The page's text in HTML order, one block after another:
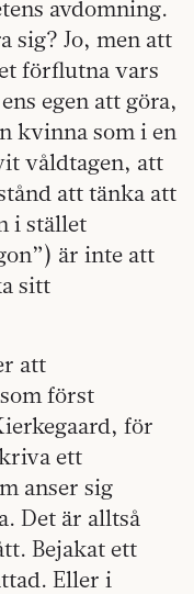
avdomning.
sig? Jo, men att
förflutna vars
egen att göra,
kvinna som i en
våldtagen, att
att tänka att
i stället
är inte att
sitt
att
först
för
ett
anser sig
Det är alltså
Bejakat ett
Eller i